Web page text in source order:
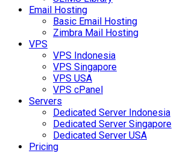
Email Hosting
Basic Email Hosting
Zimbra Mail Hosting
VPS
VPS Indonesia
VPS Singapore
VPS USA
VPS cPanel
Servers
Dedicated Server Indonesia
Dedicated Server Singapore
Dedicated Server USA
Pricing